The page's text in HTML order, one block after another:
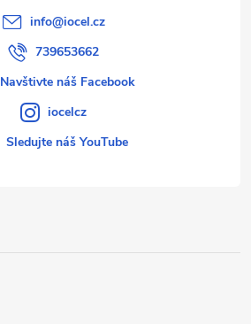
info@iocel.cz
739653662
Navštivte náš Facebook
iocelcz
Sledujte náš YouTube